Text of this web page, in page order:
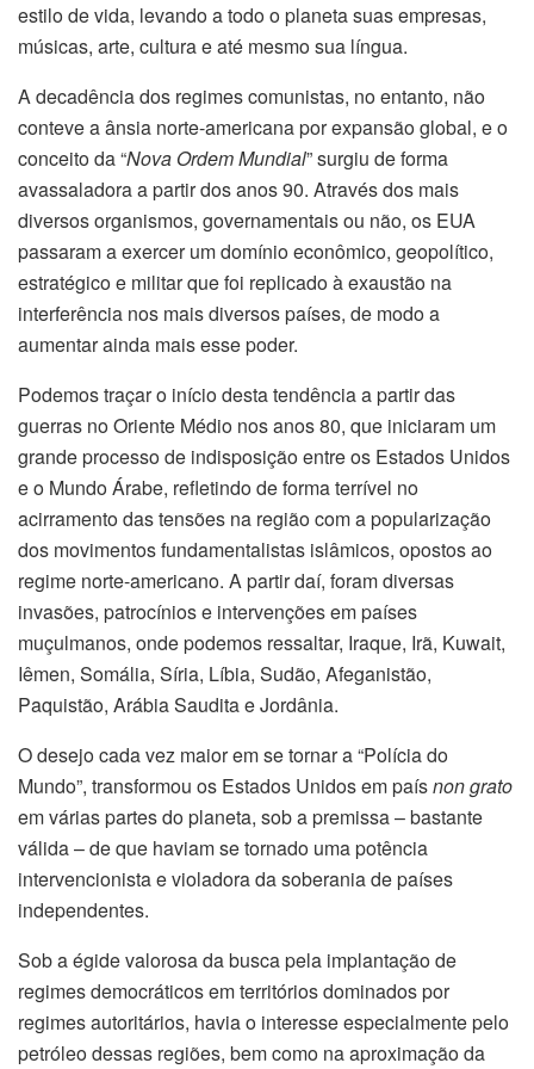
estilo de vida, levando a todo o planeta suas empresas,
músicas, arte, cultura e até mesmo sua língua.
A decadência dos regimes comunistas, no entanto, não
conteve a ânsia norte-americana por expansão global, e o
conceito da “Nova Ordem Mundial” surgiu de forma
avassaladora a partir dos anos 90. Através dos mais
diversos organismos, governamentais ou não, os EUA
passaram a exercer um domínio econômico, geopolítico,
estratégico e militar que foi replicado à exaustão na
interferência nos mais diversos países, de modo a
aumentar ainda mais esse poder.
Podemos traçar o início desta tendência a partir das
guerras no Oriente Médio nos anos 80, que iniciaram um
grande processo de indisposição entre os Estados Unidos
e o Mundo Árabe, refletindo de forma terrível no
acirramento das tensões na região com a popularização
dos movimentos fundamentalistas islâmicos, opostos ao
regime norte-americano. A partir daí, foram diversas
invasões, patrocínios e intervenções em países
muçulmanos, onde podemos ressaltar, Iraque, Irã, Kuwait,
Iêmen, Somália, Síria, Líbia, Sudão, Afeganistão,
Paquistão, Arábia Saudita e Jordânia.
O desejo cada vez maior em se tornar a “Polícia do
Mundo”, transformou os Estados Unidos em paísnon grato
em várias partes do planeta, sob a premissa – bastante
válida – de que haviam se tornado uma potência
intervencionista e violadora da soberania de países
independentes.
Sob a égide valorosa da busca pela implantação de
regimes democráticos em territórios dominados por
regimes autoritários, havia o interesse especialmente pelo
petróleo dessas regiões, bem como na aproximação da